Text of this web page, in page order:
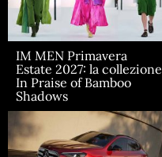
IM MEN Primavera
Estate 2027: la collezione
In Praise of Bamboo
Shadows